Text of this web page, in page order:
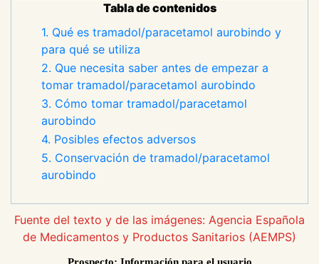
Tabla de contenidos
1. Qué es tramadol/paracetamol aurobindo y
para qué se utiliza
2. Que necesita saber antes de empezar a
tomar tramadol/paracetamol aurobindo
3. Cómo tomar tramadol/paracetamol
aurobindo
4. Posibles efectos adversos
5. Conservación de tramadol/paracetamol
aurobindo
Fuente del texto y de las imágenes: Agencia Española
de Medicamentos y Productos Sanitarios (AEMPS)